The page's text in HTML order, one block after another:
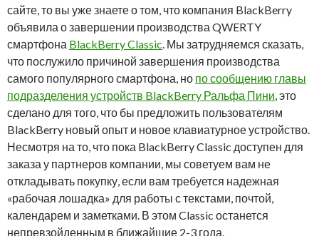
сайте, то вы уже знаете о том, что компания BlackBerry
объявила о завершении производства QWERTY
смартфона BlackBerry Classic . Мы затрудняемся сказать,
что послужило причиной завершения производства
самого популярного смартфона, но по сообщению главы
подразделения устройств BlackBerry Ральфа Пини , это
сделано для того, что бы предложить пользователям
BlackBerry новый опыт и новое клавиатурное устройство.
Несмотря на то, что пока BlackBerry Classic доступен для
заказа у партнеров компании, мы советуем вам не
откладывать покупку, если вам требуется надежная
«рабочая лошадка» для работы с текстами, почтой,
календарем и заметками. В этом Classic останется
непревзойденным в ближайшие 2-3 года.